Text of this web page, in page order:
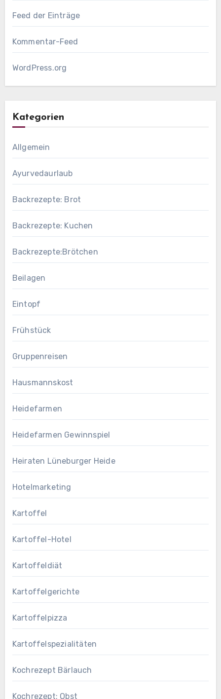
Feed der Einträge
Kommentar-Feed
WordPress.org
Kategorien
Allgemein
Ayurvedaurlaub
Backrezepte: Brot
Backrezepte: Kuchen
Backrezepte:Brötchen
Beilagen
Eintopf
Frühstück
Gruppenreisen
Hausmannskost
Heidefarmen
Heidefarmen Gewinnspiel
Heiraten Lüneburger Heide
Hotelmarketing
Kartoffel
Kartoffel-Hotel
Kartoffeldiät
Kartoffelgerichte
Kartoffelpizza
Kartoffelspezialitäten
Kochrezept Bärlauch
Kochrezept: Obst